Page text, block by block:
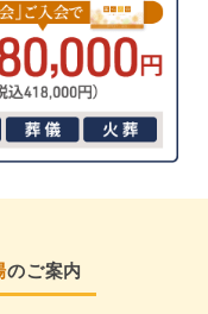
のご案内